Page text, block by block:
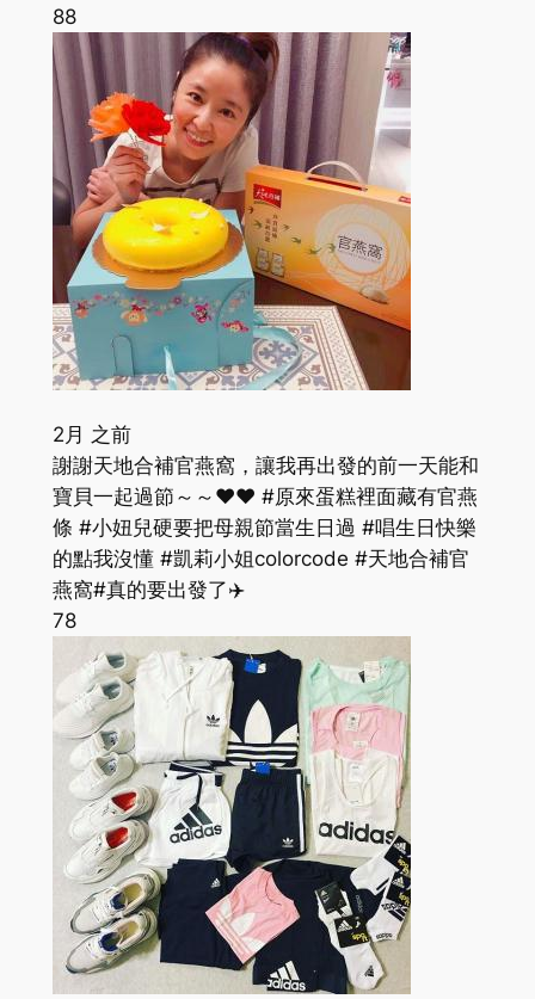
88
2月 之前
謝謝天地合補官燕窩，讓我再出發的前一天能和
寶貝一起過節～～❤️❤️ #原來蛋糕裡面藏有官燕
條 #小妞兒硬要把母親節當生日過 #唱生日快樂
的點我沒懂 #凱莉小姐colorcode #天地合補官
燕窩#真的要出發了✈️
78